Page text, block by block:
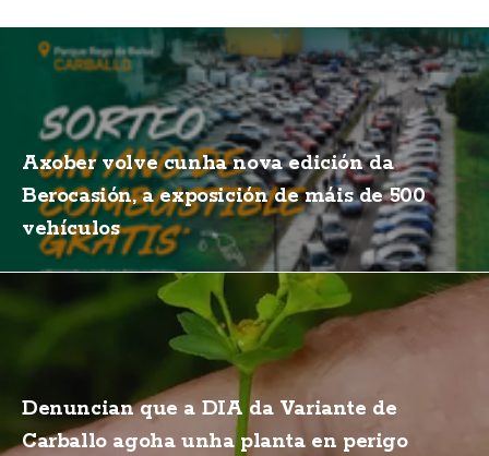
Axober volve cunha nova edición da
Berocasión, a exposición de máis de 500
vehículos
Denuncian que a DIA da Variante de
Carballo agoha unha planta en perigo